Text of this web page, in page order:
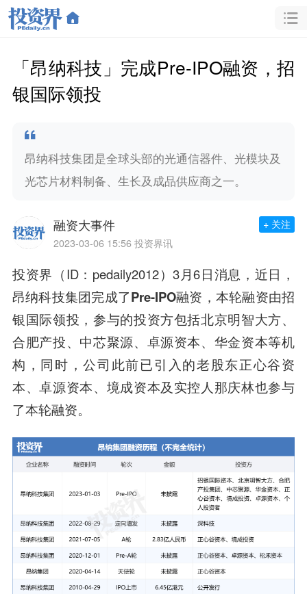
「昂纳科技」完成Pre-IPO融资，招
银国际领投
昂纳科技集团是全球头部的光通信器件、光模块及
光芯片材料制备、生长及成品供应商之一。
融资大事件
2023-03-06 15:56 投资界讯
+ 关注
投资界（ID：pedaily2012）3月6日消息，近日，
昂纳科技集团完成了Pre-IPO融资 ，本轮融资由招
银国际领投，参与的投资方包括北京明智大方、
合肥产投、中芯聚源、卓源资本、华金资本等机
构，同时，公司此前已引入的老股东正心谷资
本、卓源资本、境成资本及实控人那庆林也参与
了本轮融资。